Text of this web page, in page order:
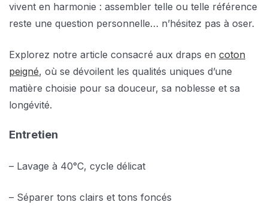
vivent en harmonie : assembler telle ou telle référence
reste une question personnelle… n’hésitez pas à oser.
Explorez notre article consacré aux draps en coton
peigné, où se dévoilent les qualités uniques d’une
matière choisie pour sa douceur, sa noblesse et sa
longévité.
Entretien
– Lavage à 40°C, cycle délicat
– Séparer tons clairs et tons foncés